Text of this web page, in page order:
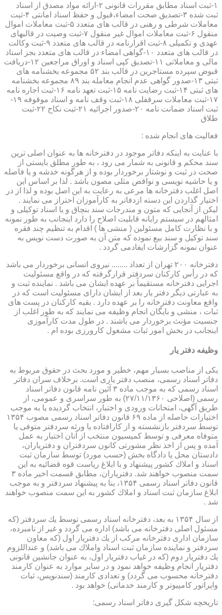
۱-ثبت اسناد مطابق مقررات قانونی ۲-ارائه مواد مصدق از اسناد
ثبت شده ۳-تصدیق صحت امضاء،قبول و حفظ اسناد امانتی ۴-ثبت
معاملات شرطی و رهنی در قالب های متعدد ۵-ثبت معاملات اموال
منقول ۶-ثبت معاملات اموال غیر منقول ۷-ثبت وصیت در قالبهای
عهدی و تکمیلی ۸-ثبت اقرارنامه در قالب های متعدد ۹-ثبت وکالت
در قالب های متعدد ۱۰-گواهی امضاء در قالب های متعدد بجز اسناد
مالی و معاملاتی ۱۱-تصدیق کپی اسناد و اوراق مراجعین ۱۲-دریافت
قبوض سپرده مستاجرین در قالب بند ۵۲ مجموعه بخشنامه های
ثبتی ۱۳-صدور گواهی عدم انجام معامله بند ۸۹ مجموعه بخشنامه
های ثبتی ۱۴-ثبت رضایت نامه ۱۵-ثبت تعهد نامه ۱۶-ثبت اجاره نامه
۱۷-ثبت معاملات سرقفلی ۱۸-ثبت وقف نامه و اسناد موقوفه ۱۹-
ثبت اسناد ضمانت نامه ۲۰-صدور اجرائیه ۲۱-ثبت نکاح ۲۲-ثبت
طلاق
فعالیت های انجام شده :
با عنایت به اینکه دفاتر موجود در دفترخانه ها به عنوان اصلی ترین
سند محکم و قانونی به شمار می رود ، به طور مطلق بایستی از
صحت در ثبت و نوشتار برخوردار بوده و از هرگونه خدشه و یا فاصله
و یا حاشیه نویسی و نواقص مثلی مصون باشد . لذا بر اساس این
اصل اغلب دفترخانه ها مرعی به رعایت به این اصل بوده و لذا از در
اختیار گذاردن این دسته ازدفاتر به کارآموزان احتراز می نمایند .
لیکن از آنجایی که متون و مندرجات سند بنچاق و یا اسناد توکیلی و
امثالهم در سیستم رایانه قابلیت اصلاح را دارد اینجانب به طور نمونه
و با نظارت کامل مسئولین ( منشی ها ) اقدام به تنظیم چند فقره
سند توکیل و سند بیع نموده که متن آن به صورت دست نویس به
عنوان نمونه گزارشات ایفادمی گردد .
دفترخانه ۲۰۰ تهران از تعداد ........ نیروی انسانی برخوردار می باشد
که در رأس کارکنان سردفتر قرارگرفته که در واقع مسئولیت
اجرایی دفترخانه مستقیماً بر عهده ایشان می باشد . نماینده ثبت و
به عبارتی دیگر دفتر یار بعد از ایشان دارای مسئولیت است که در
واقع معاونت دفترخانه را بر عهده دارد . بقیه کارکنان در پست های
ثبات ، منشی و بایگان انجام وظیفه می نمایند که به طور اغلب از
جنسیت مؤنث برخوردار می باشند . در طول مدت کارآموزی
اینجانب در بخش امور ثبات مشغول کارورزی بوده ام .
وظیفه دفتر یار
یكی از مناصب بسیار مهم، خطیر و مورد بحث در حقوق مربوط به
دفاتر اسناد رسمی، منصب دفتر یاری است. برخلاف سران دفاتر
اسناد رسمی كه به موجب ماده ۳ آئین نامه قانون دفاتر اسناد
رسمی (اصلاحی ۲۷/۱۱/۱۳۶۰) به طور سراسری و عمومی، از
طریق آگهی، امتحانات ورودی و اختبار، انتخاب گردیده یا به موجب
اختیارات حاصله از ماده ۶۹ قانون دفاتر اسناد رسمی مصوب ۱۳۵۴
توسط سردفتر بازنشسته و از كارافتاده یا ورثه سردفتر متوفی یا
متوفاه معرفی و توسط كمیسیون منتخب از آنان اختبار به عمل
آمده و پس از اخذ نظر مشورتی كانون سردفتران و دفتریاران،
دادستان محل یا دادگاه بخش (حسب مورد) توسط سازمان ثبت
اسناد و املاك كشور پیشنهاد و با ابلاغ ریاست قوه قضائیه به این
سمت منصوب خواهند شد. دفتریاران، مطابق قسمت اخیر ماده ۳
قانون دفاتر اسناد رسمی ۱۳۵۴، بنا به پیشنهاد سردفتر و به موجب
ابلاغ سازمان ثبت اسناد و املاك كشور به این سمت منصوب خواهند
شد .
از سال ۱۳۵۴ به بعد، دفترخانه اسناد رسمی توسط یك سردفتر (كه
مسئول اصلی دفترخانه می باشد) اداره می گردد و غیر از نامبرده،
سازمان اداری دفترخانه مركب از یك دفتریار اول (كه معاون
سردفتر و نماینده سازمان ثبت اسناد واملاك می باشد) و عنداللزوم
یك دفتریار دوم (كه در غیاب دفتریار اول، به عنوان جانشین قانونی
دفتریار انجام وظیفه خواهد نمود و در سایر موارد به عنوان كارمند
دفترخانه محسوب می گردد) و تعدادی كارمند (سندنویس، ثبات
واپراتور كامپیوتر و كارمند خدماتی) خواهد بود .
تاریخچه شكل گیری دفاتر اسناد رسمی: